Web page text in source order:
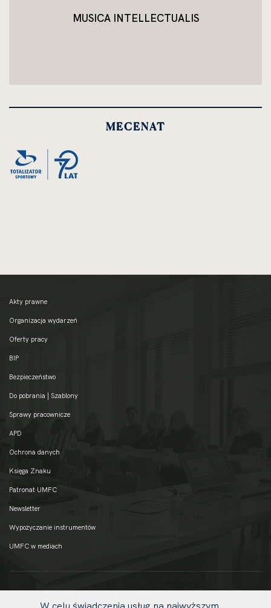
MUSICA INTELLECTUALIS
MECENAT
Akty prawne
Organizacja wydarzeń
Oferty pracy
BIP
Bezpieczeństwo
Do pobrania | Szablony
Sprawy pracownicze
APD
Ochrona danych
Księga Znaku
Patronat UMFC
Newsletter
Wypożyczanie instrumentów
UMFC w mediach
W celu świadczenia usług na najwyższym